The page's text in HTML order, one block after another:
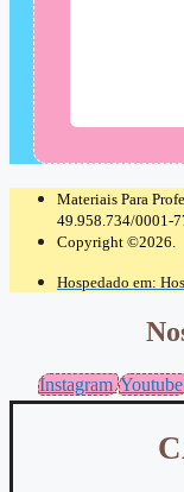
Materiais Para
49.958.734/0001-
Copyright ©2026.
Hospedado em:
Instagram Youtube